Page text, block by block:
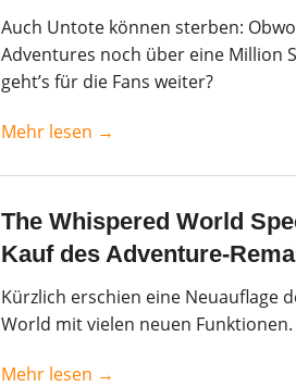
Auch Untote können sterben:
Adventures noch über eine Million
geht’s für die Fans weiter?
Mehr lesen →
The Whispered World
Kauf des Adventure-
Kürzlich erschien eine Neuauflage
World mit vielen neuen
Mehr lesen →